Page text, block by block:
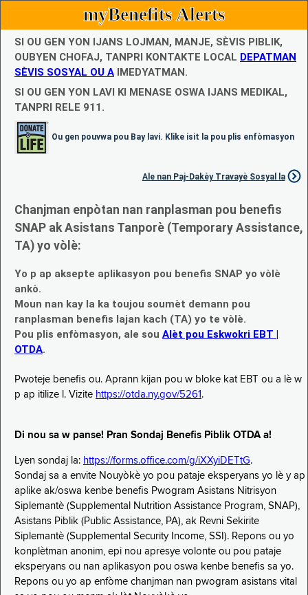
myBenefits Alerts
SI OU GEN YON IJANS LOJMAN, MANJE, SÈVIS PIBLIK,
OUBYEN CHOFAJ, TANPRI KONTAKTE LOCAL DEPATMAN
SÈVIS SOSYAL OU A IMEDYATMAN.
SI OU GEN YON LAVI KI MENASE OSWA IJANS MEDIKAL,
TANPRI RELE 911.
Ou gen pouvwa pou Bay lavi. Klike isit la pou plis enfòmasyon
Ale nan Paj-Dakèy Travayè Sosyal la
Chanjman enpòtan nan ranplasman pou benefis
SNAP ak Asistans Tanporè (Temporary Assistance,
TA) yo vòlè:
Yo p ap aksepte aplikasyon pou benefis SNAP yo vòlè
ankò.
Moun nan kay la ka toujou soumèt demann pou
ranplasman benefis lajan kach (TA) yo te vòlè.
Pou plis enfòmasyon, ale sou Alèt pou Eskwokri EBT |
OTDA.
Pwoteje benefis ou. Aprann kijan pou w bloke kat EBT ou a lè w
p ap itilize l. Vizite https://otda.ny.gov/5261 .
Di nou sa w panse! Pran Sondaj Benefis Piblik OTDA a!
Lyen sondaj la: https://forms.office.com/g/iXXyiDETtG.
Sondaj sa a envite Nouyòkè yo pou pataje eksperyans yo lè y ap
aplike ak/oswa kenbe benefis Pwogram Asistans Nitrisyon
Siplemantè (Supplemental Nutrition Assistance Program, SNAP),
Asistans Piblik (Public Assistance, PA), ak Revni Sekirite
Siplemantè (Supplemental Security Income, SSI). Repons ou yo
konplètman anonim, epi nou apresye volonte ou pou pataje
eksperyans ou nan aplikasyon pou oswa kenbe benefis sa yo.
Repons ou yo ap enfòme chanjman nan pwogram asistans vital